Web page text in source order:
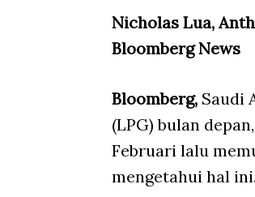
Nicholas Lua,
Bloomberg News
Bloomberg, Saudi
(LPG) bulan
Februari lalu
mengetahui hal ini.